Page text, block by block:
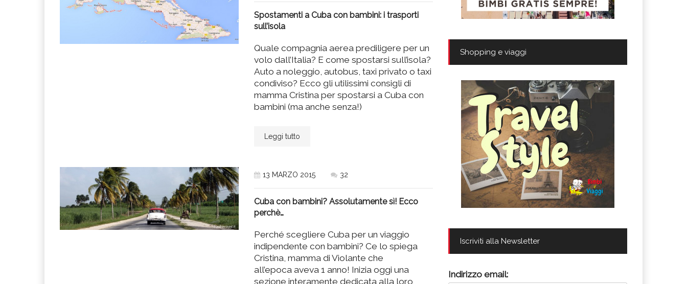
Spostamenti a Cuba con bambini: i trasporti
sull’isola
Quale compagnia aerea prediligere per un
volo dall’Italia? E come spostarsi sull’isola?
Auto a noleggio, autobus, taxi privato o taxi
condiviso? Ecco gli utilissimi consigli di
mamma Cristina per spostarsi a Cuba con
bambini (ma anche senza!)
Leggi tutto
13 MARZO 2015 32
Cuba con bambini? Assolutamente sì! Ecco
perchè…
Perché scegliere Cuba per un viaggio
indipendente con bambini? Ce lo spiega
Cristina, mamma di Violante che
all’epoca aveva 1 anno! Inizia oggi una
sezione interamente dedicata alla loro
Shopping e viaggi
Iscriviti alla Newsletter
Indirizzo email: